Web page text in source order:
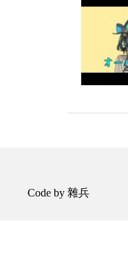
Code by 雜兵